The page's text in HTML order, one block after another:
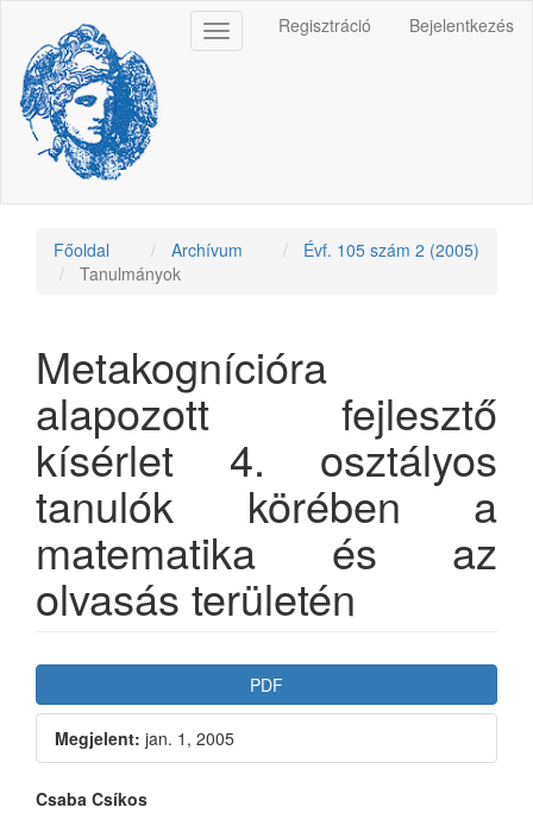
Navigation
Main
Content
Sidebar
Regisztráció Bejelentkezés
Toggle
navigation
Főoldal Archívum
Évf. 105 szám 2 (2005)
Tanulmányok
Metakognícióra
alapozott fejlesztő
kísérlet 4. osztályos
tanulók körében a
matematika és az
olvasás területén
Article
Sidebar
PDF
Megjelent: jan. 1, 2005
Main
Csaba Csíkos